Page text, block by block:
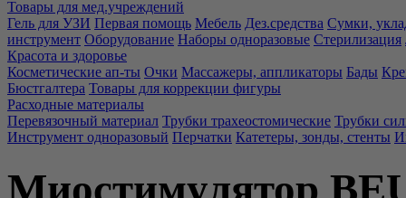
Товары для мед.учреждений
Гель для УЗИ Первая помощь Мебель Дез.средства Сумки,
инструмент Оборудование Наборы одноразовые Стерилизация
Красота и здоровье
Косметические ап-ты Очки Массажеры, аппликаторы Бады
Бюстгалтера Товары для коррекции фигуры
Расходные материалы
Перевязочный материал Трубки трахеостомические Трубки
Инструмент одноразовый Перчатки Катетеры, зонды, стенты